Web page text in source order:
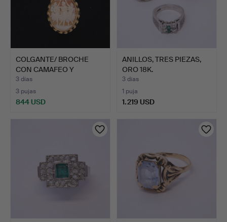
COLGANTE/ BROCHE
CON CAMAFEO Y
CADENA, ORO…
3 días
3 pujas
844 USD
ANILLOS, TRES PIEZAS,
ORO 18K.
3 días
1 puja
1.219 USD